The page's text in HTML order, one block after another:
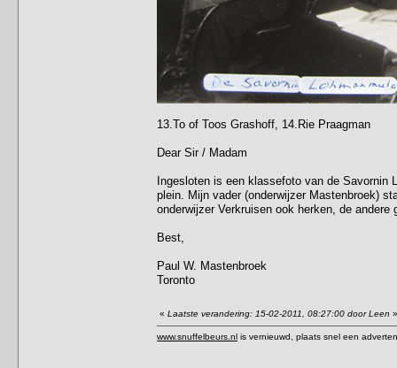
13.To of Toos Grashoff, 14.Rie Praagman
Dear Sir / Madam
Ingesloten is een klassefoto van de Savornin
plein. Mijn vader (onderwijzer Mastenbroek)
onderwijzer Verkruisen ook herken, de
Best,
Paul W. Mastenbroek
Toronto
« Laatste verandering: 15-02-2011, 08:27:00 door Leen »
www.snuffelbeurs.nl is vernieuwd, plaats snel een